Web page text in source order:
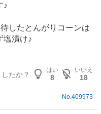
♪
したとんがりコーンは
塩漬け♪
たか？
はい
8
いいえ
18
No.409973